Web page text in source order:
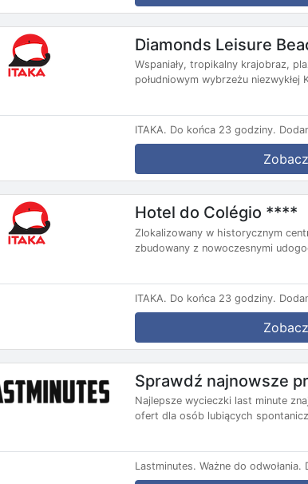
Diamonds Leisure
Wspaniały, tropikalny krajobraz,
południowym wybrzeżu niezwykłej
ITAKA. Do końca 23 godziny.
Hotel do Colégio ****
Zlokalizowany w historycznym
zbudowany z nowoczesnymi
ITAKA. Do końca 23 godziny.
Sprawdź najnowsze
Najlepsze wycieczki last minute
ofert dla osób lubiących
Lastminutes. Ważne do odwołania.